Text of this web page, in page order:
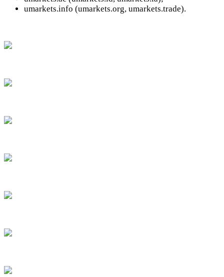
umarkets.info (umarkets.org, umarkets.trade).